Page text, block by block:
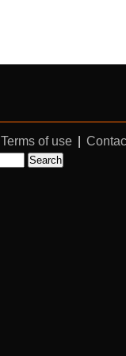
Terms of use
Search